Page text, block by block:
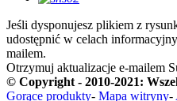
Jeśli dysponujesz plikiem z
udostępnić w celach
mailem.
Otrzymuj aktualizacje e-mailem
© Copyright - 2010-2021:
Gorące produkty- Mapa witryny-